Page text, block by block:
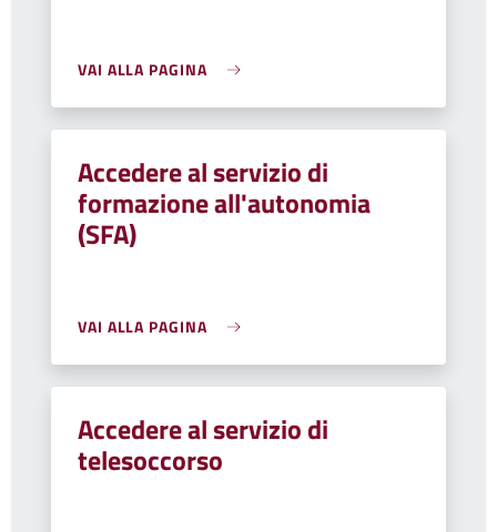
VAI ALLA PAGINA
Accedere al servizio di
formazione all'autonomia
(SFA)
VAI ALLA PAGINA
Accedere al servizio di
telesoccorso